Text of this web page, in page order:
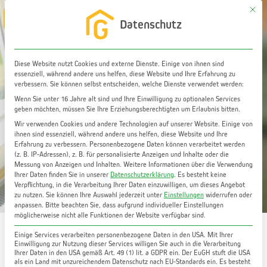
Zum
Inhalt
springen
Wohnung verkaufen: TOP 10 Tipps für einen
erfolgreichen Verkauf
Mit
Datenschutz
Diese Website nutzt Cookies und externe Dienste. Einige von ihnen sind
essenziell, während andere uns helfen, diese Website und Ihre Erfahrung zu
verbessern. Sie können selbst entscheiden, welche Dienste verwendet werden:
Wenn Sie unter 16 Jahre alt sind und Ihre Einwilligung zu optionalen Services
geben möchten, müssen Sie Ihre Erziehungsberechtigten um Erlaubnis bitten.
Wir verwenden Cookies und andere Technologien auf unserer Website. Einige von
ihnen sind essenziell, während andere uns helfen, diese Website und Ihre
Erfahrung zu verbessern. Personenbezogene Daten können verarbeitet werden
(z. B. IP-Adressen), z. B. für personalisierte Anzeigen und Inhalte oder die
Messung von Anzeigen und Inhalten. Weitere Informationen über die Verwendung
Ihrer Daten finden Sie in unserer Datenschutzerklärung. Es besteht keine
Verpflichtung, in die Verarbeitung Ihrer Daten einzuwilligen, um dieses Angebot
zu nutzen. Sie können Ihre Auswahl jederzeit unter Einstellungen widerrufen oder
anpassen. Bitte beachten Sie, dass aufgrund individueller Einstellungen
möglicherweise nicht alle Funktionen der Website verfügbar sind.
Einige Services verarbeiten personenbezogene Daten in den USA. Mit Ihrer
Einwilligung zur Nutzung dieser Services willigen Sie auch in die Verarbeitung
Ihrer Daten in den USA gemäß Art. 49 (1) lit. a GDPR ein. Der EuGH stuft die USA
als ein Land mit unzureichendem Datenschutz nach EU-Standards ein. Es besteht